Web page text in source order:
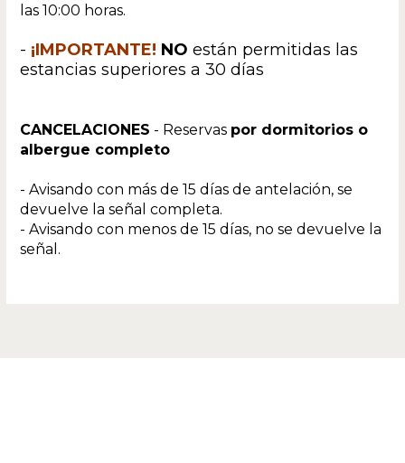
las 10:00 horas.
- ¡IMPORTANTE! NO están permitidas las
estancias superiores a 30 días
CANCELACIONES - Reservas por dormitorios o
albergue completo
- Avisando con más de 15 días de antelación, se
devuelve la señal completa.
- Avisando con menos de 15 días, no se devuelve la
señal.